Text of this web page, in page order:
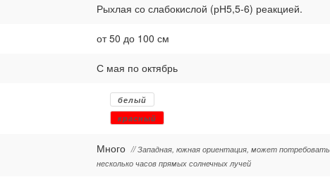
Рыхлая со слабокислой (рН5,5-6) реакцией.
от 50 до 100 см
С мая по октябрь
белый
красный
Много // Западная, южная ориентация, может потребовать
несколько часов прямых солнечных лучей